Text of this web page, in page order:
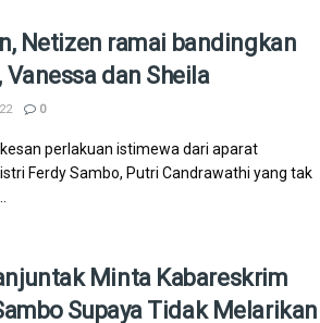
Netizen ramai bandingkan
dan Sheila
0
perlakuan istimewa dari aparat
Ferdy Sambo, Putri Candrawathi yang tak
Minta Kabareskrim
Supaya Tidak Melarikan